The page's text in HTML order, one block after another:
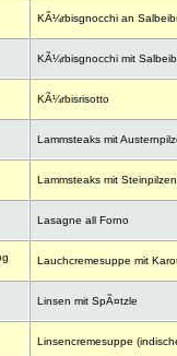
KÃ¼rbisgnocchi an
KÃ¼rbisgnocchi mit
KÃ¼rbisrisotto
Lammsteaks mit
Lammsteaks mit Steinpilzen
Lasagne all Forno
Lauchcremesuppe mit
Linsen mit SpÃ¤tzle
Linsencremesuppe